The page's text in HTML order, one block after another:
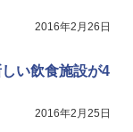
2016年2月26日
い飲食施設が4
2016年2月25日